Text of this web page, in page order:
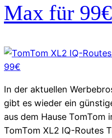
Max für 99€
In der aktuellen
gibt es wieder ein
aus dem Hause TomTom
TomTom XL2 IQ-Routes